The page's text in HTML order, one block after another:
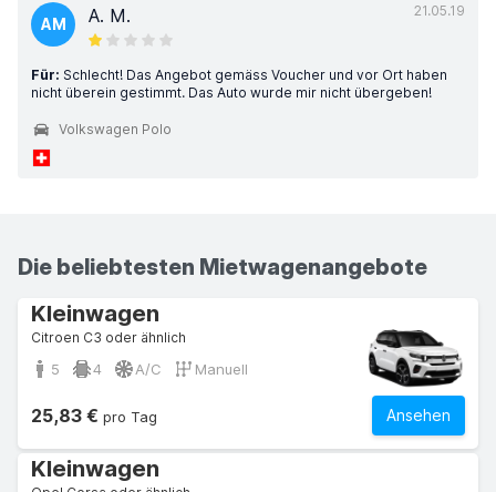
21.05.19
AM A. M.
Für: Schlecht! Das Angebot gemäss Voucher und vor Ort haben
nicht überein gestimmt. Das Auto wurde mir nicht übergeben!
Volkswagen Polo
Die beliebtesten Mietwagenangebote
Kleinwagen
Citroen C3 oder ähnlich
5 4 A/C Manuell
Ansehen
25,83 € pro Tag
Kleinwagen